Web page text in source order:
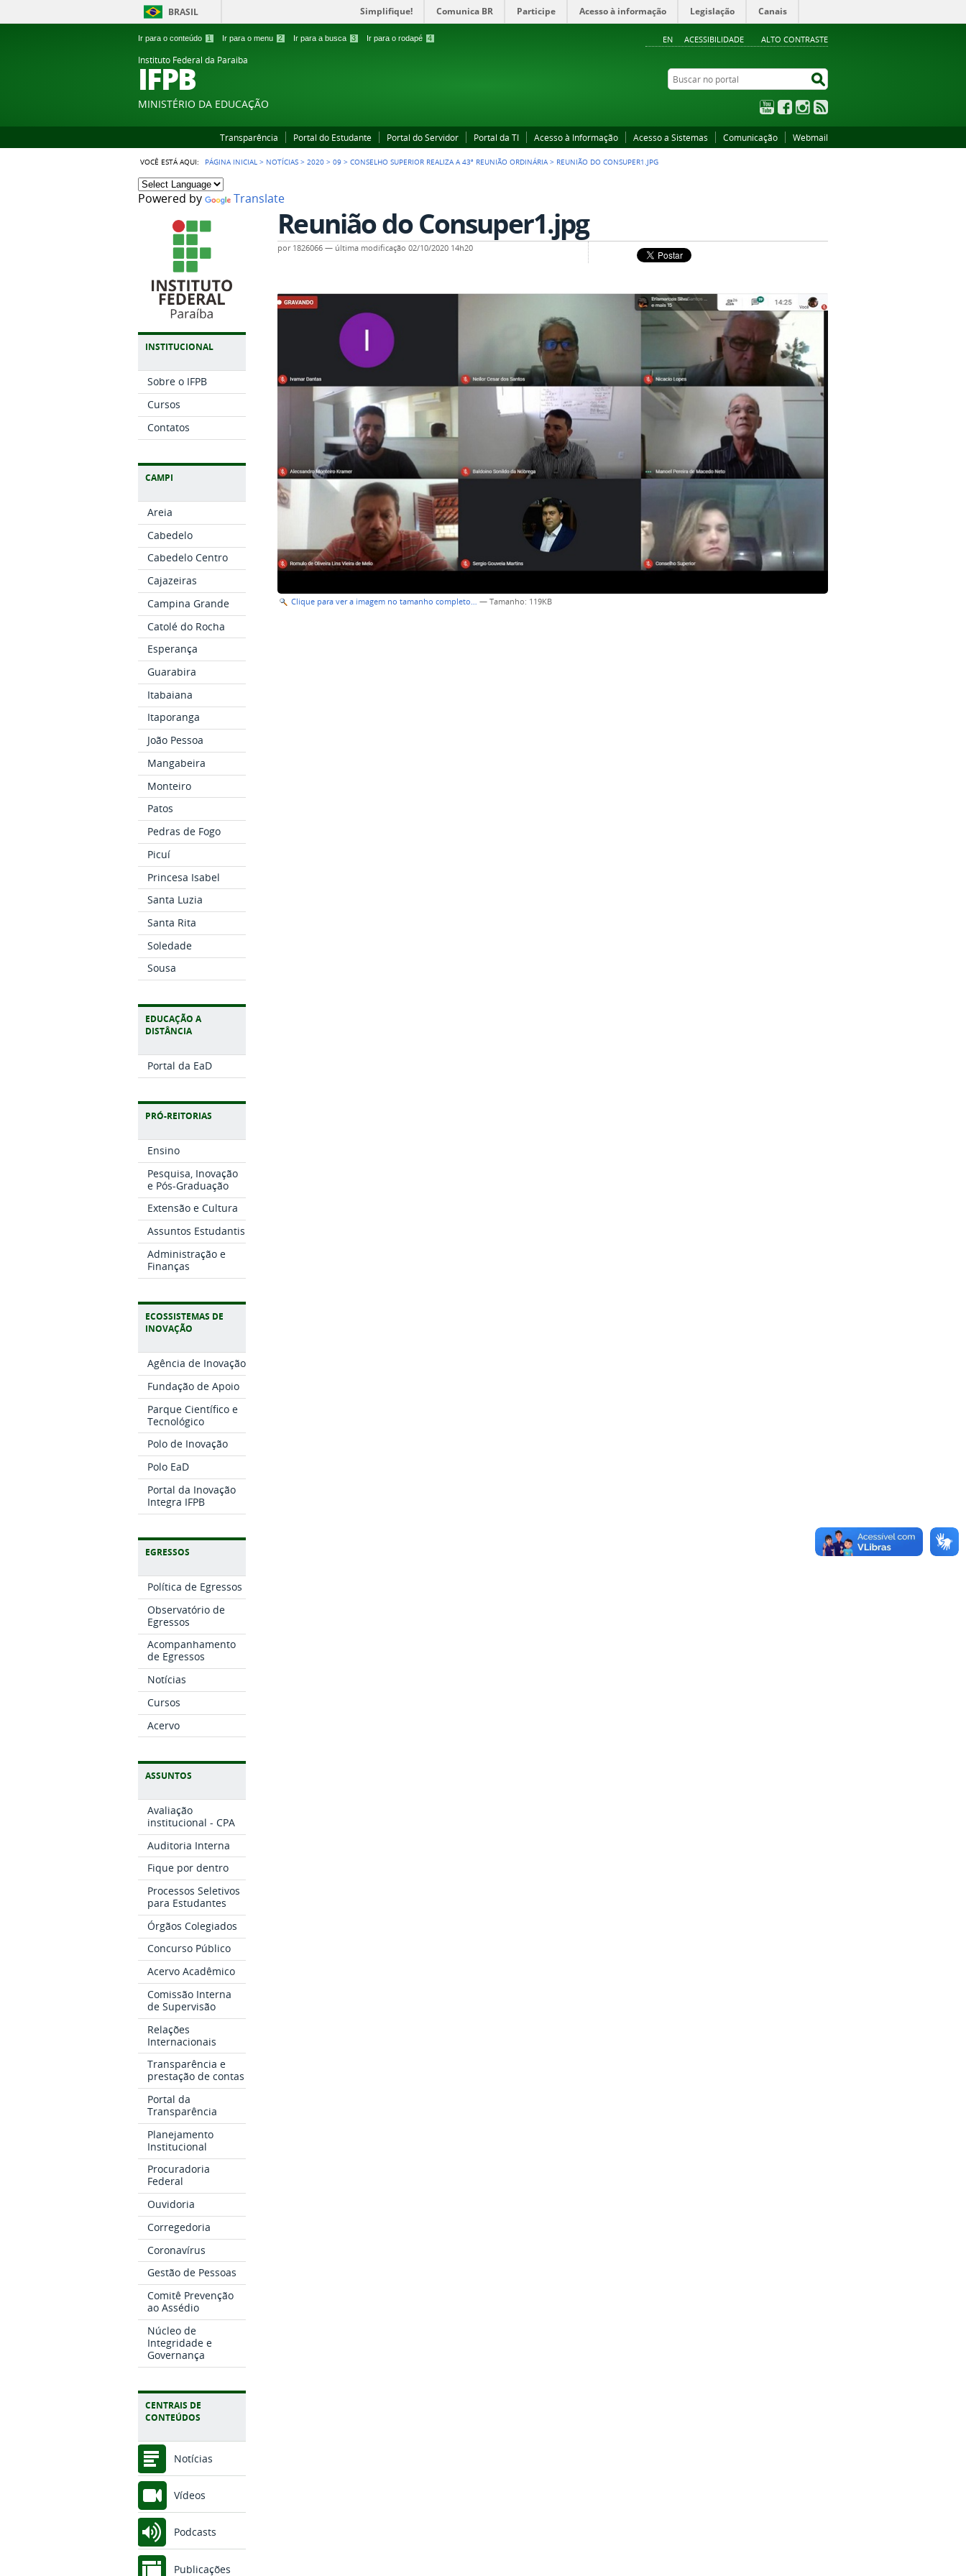
BRASIL Simplifique! Comunica BR Participe Acesso à informação Legislação Canais
Ir para o conteúdo 1 Ir para o menu 2 Ir para a busca 3 Ir para o rodapé 4 EN ACESSIBILIDADE ALTO CONTRASTE
Instituto Federal da Paraiba
IFPB
MINISTÉRIO DA EDUCAÇÃO
Buscar no portal
YouTubeFacebookInstagram
Transparência Portal do Estudante Portal do Servidor Portal da TI Acesso à Informação Acesso a Sistemas Comunicação Webmail
VOCÊ ESTÁ AQUI: PÁGINA INICIAL > NOTÍCIAS >2020 >09 >CONSELHO SUPERIOR REALIZA A 43ª REUNIÃO ORDINÁRIA > REUNIÃO DO CONSUPER1.JPG
Powered by Translate
INSTITUCIONAL
Sobre o IFPB
Cursos
Contatos
CAMPI
Areia
Cabedelo
Cabedelo Centro
Cajazeiras
Campina Grande
Catolé do Rocha
Esperança
Guarabira
Itabaiana
Itaporanga
João Pessoa
Mangabeira
Monteiro
Patos
Pedras de Fogo
Picuí
Princesa Isabel
Santa Luzia
Santa Rita
Soledade
Sousa
EDUCAÇÃO A
DISTÂNCIA
Portal da EaD
PRÓ-REITORIAS
Ensino
Pesquisa, Inovação
e Pós-Graduação
Extensão e Cultura
Assuntos Estudantis
Administração e
Finanças
ECOSSISTEMAS DE
INOVAÇÃO
Agência de Inovação
Fundação de Apoio
Parque Científico e
Tecnológico
Polo de Inovação
Polo EaD
Portal da Inovação
Integra IFPB
EGRESSOS
Política de Egressos
Observatório de
Egressos
Acompanhamento
de Egressos
Notícias
Cursos
Acervo
ASSUNTOS
Avaliação
institucional - CPA
Auditoria Interna
Fique por dentro
Processos Seletivos
para Estudantes
Órgãos Colegiados
Concurso Público
Acervo Acadêmico
Comissão Interna
de Supervisão
Relações
Internacionais
Transparência e
prestação de contas
Portal da
Transparência
Planejamento
Institucional
Procuradoria
Federal
Ouvidoria
Corregedoria
Coronavírus
Gestão de Pessoas
Comitê Prevenção
ao Assédio
Núcleo de
Integridade e
Governança
CENTRAIS DE
CONTEÚDOS
Notícias
Vídeos
Podcasts
Publicações
Reunião do Consuper1.jpg
por 1826066 — última modificação 02/10/2020 14h20
Clique para ver a imagem no tamanho completo… —Tamanho: 119KB